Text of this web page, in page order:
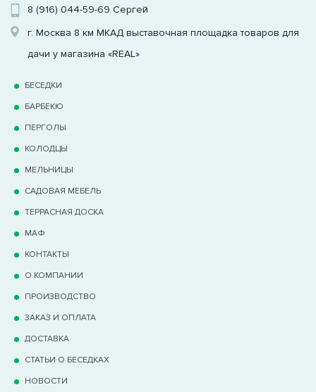
8 (916) 044-59-69 Сергей
г. Москва 8 км МКАД выставочная площадка товаров для
дачи у магазина «REAL»
БЕСЕДКИ
БАРБЕКЮ
ПЕРГОЛЫ
КОЛОДЦЫ
МЕЛЬНИЦЫ
САДОВАЯ МЕБЕЛЬ
ТЕРРАCНАЯ ДОСКА
МАФ
КОНТАКТЫ
О КОМПАНИИ
ПРОИЗВОДСТВО
ЗАКАЗ И ОПЛАТА
ДОСТАВКА
СТАТЬИ О БЕСЕДКАХ
НОВОСТИ